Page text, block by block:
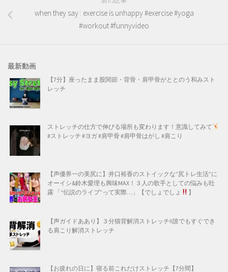
when they say : exercise is unhappy #exercise #yoga
#workout #funnyvideo
最新動画
【7分】座ったまま股関節・背骨・肩甲骨がととのう和みスト
レッチ
ストレッチの仕方で伸びる場所も変わります！意識してみて
#ストレッチ #ヨガ #肩甲骨 #肩甲骨はがし #肩こり
【声優界一の美尻に】井口裕香のストイックな”尻トレ生活”に
オーイシ&鈴木愛理も興味MAX！３人の歌手としての悩みも吐
露 「“伝説のライブ”って実際…」【でしょでしょ
】
【声ガイドああり】３分猫背解消ストレッチ!!誰でもすぐでき
る肩こり解消ストレッチ
【お疲れの日に】寝る前これだけストレッチ【7分間】